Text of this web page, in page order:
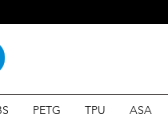
PETG TPU ASA